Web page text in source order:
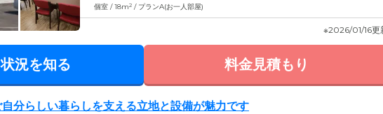
個室 / 18m2 / プランA(お一人部屋)
※2026/01/16更
況を知る 料金見積もり
分らしい暮らしを支える立地と設備が魅力です